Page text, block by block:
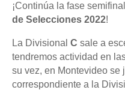
¡Continúa la fase
de Selecciones 2022!
La Divisional C sale a
tendremos actividad en
su vez, en Montevideo se
correspondiente a la